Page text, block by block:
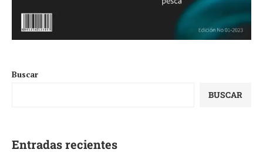
Buscar
BUSCAR
Entradas recientes